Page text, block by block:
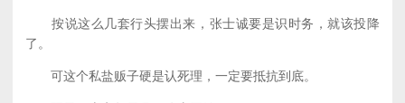
按说这么几套行头摆出来，张士诚要是识时务，就该投降
了。
可这个私盐贩子硬是认死理，一定要抵抗到底。